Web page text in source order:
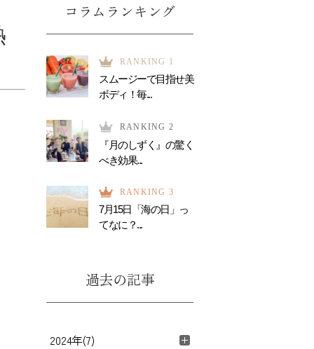
コラムランキング
RANKING 1
スムージーで目指せ美
ボディ！毎...
RANKING 2
『月のしずく』の驚く
べき効果...
RANKING 3
7月15日「海の日」っ
てなに？...
過去の記事
2024年(7)